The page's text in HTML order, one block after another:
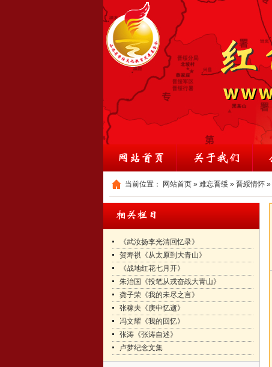
当前位置： 网站首页 » 难忘晋绥 » 晋綏情怀 »
《武汝扬李光清回忆录》
贺寿祺《从太原到大青山》
《战地红花七月开》
朱治国《投笔从戎奋战大青山》
龚子荣《我的未尽之言》
张稼夫《庚申忆逝》
冯文耀《我的回忆》
张涛《张涛自述》
卢梦纪念文集